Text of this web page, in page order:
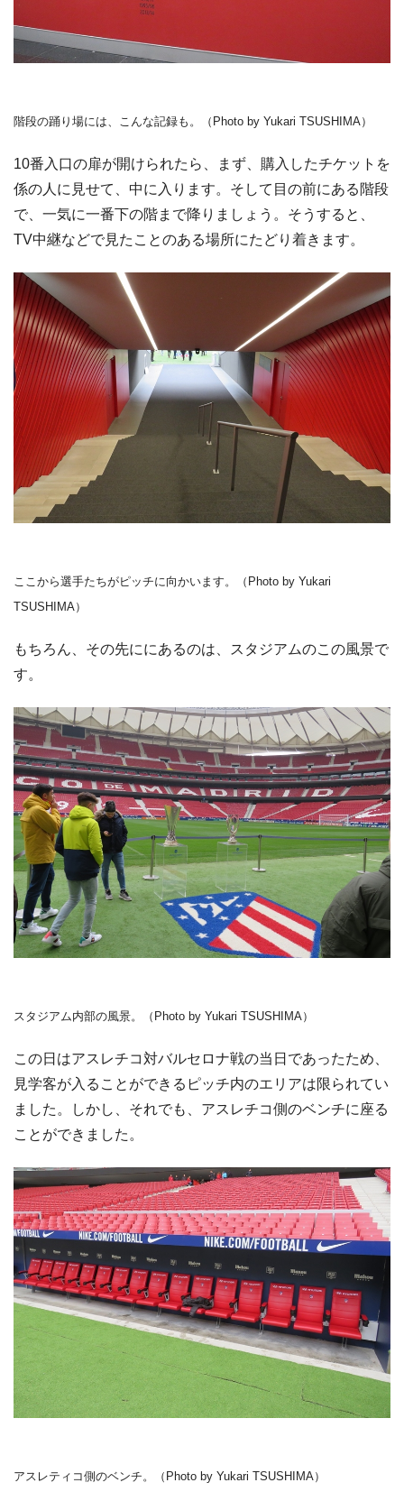
階段の踊り場には、こんな記録も。（Photo by Yukari TSUSHIMA）
10番入口の扉が開けられたら、まず、購入したチケットを
係の人に見せて、中に入ります。そして目の前にある階段
で、一気に一番下の階まで降りましょう。そうすると、
TV中継などで見たことのある場所にたどり着きます。
ここから選手たちがピッチに向かいます。（Photo by Yukari
TSUSHIMA）
もちろん、その先ににあるのは、スタジアムのこの風景で
す。
スタジアム内部の風景。（Photo by Yukari TSUSHIMA）
この日はアスレチコ対バルセロナ戦の当日であったため、
見学客が入ることができるピッチ内のエリアは限られてい
ました。しかし、それでも、アスレチコ側のベンチに座る
ことができました。
アスレティコ側のベンチ。（Photo by Yukari TSUSHIMA）